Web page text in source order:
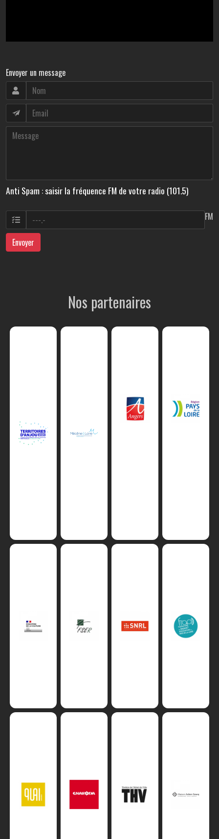
Envoyer un message
Anti Spam : saisir la fréquence FM de votre radio (101.5)
FM
Envoyer
Nos partenaires